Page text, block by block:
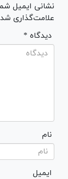
نشانی ایمیل
علامت‌گذاری
* دیدگاه
نام
ایمیل